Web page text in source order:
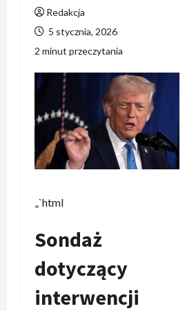
Redakcja
5 stycznia, 2026
2 minut przeczytania
„`html
Sondaż
dotyczący
interwencji